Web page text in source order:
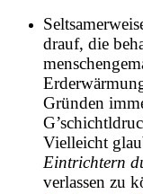
drauf, die
Gründen
Vielleicht
Eintrichtern
verlassen zu